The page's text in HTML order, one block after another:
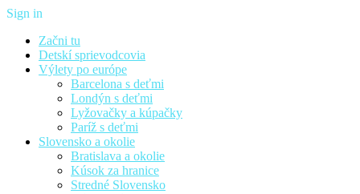
Sign in
Začni tu
Detskí sprievodcovia
Výlety po európe
Barcelona s deťmi
Londýn s deťmi
Lyžovačky a kúpačky
Paríž s deťmi
Slovensko a okolie
Bratislava a okolie
Kúsok za hranice
Stredné Slovensko